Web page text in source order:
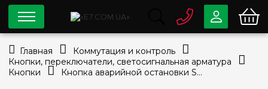
0 80033-63-07
info@e7.com.ua
Главная
Коммутация и контроль
Кнопки, переключатели, светосигнальная арматура
Кнопки
Кнопка аварийной остановки Schneider Electric Harmony XB7, 22 мм, красная, 1 Н.О. + 1 Н.З, код XB7NS8445